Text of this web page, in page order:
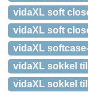
vidaXL soft
vidaXL soft
vidaXL
vidaXL sokkel
vidaXL sokkel